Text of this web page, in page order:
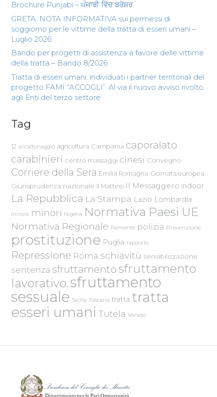
Brochure Punjabi – ਪੰਜਾਬੀ ਵਿੱਚ ਬਰੋਸ਼ਰ
GRETA: NOTA INFORMATIVA sui permessi di
soggiorno per le vittime della tratta di esseri umani –
Luglio 2026
Bando per progetti di assistenza a favore delle vittime
della tratta – Bando 8/2026
Tratta di esseri umani: individuati i partner territoriali del
progetto FAMI “ACCOGLI”. Al via il nuovo avviso rivolto
agli Enti del terzo settore
Tag
12 accattonaggio agricoltura Campania caporalato
carabinieri centro massaggi cinesi Convegno
Corriere della Sera Emilia Romagna Giornata europea
Giurisprudenza nazionale Il Mattino Il Messaggero indoor
La Repubblica La Stampa Lazio Lombardia
minore minori Nigeria Normativa Paesi UE
Normativa Regionale Piemonte polizia Prevenzione
prostituzione Puglia rapporto
Repressione Roma schiavitù sensibilizzazione
sentenza sfruttamento sfruttamento
lavorativo.sfruttamento
sessuale Sicilia Toscana tratta tratta
esseri umani Tutela Veneto